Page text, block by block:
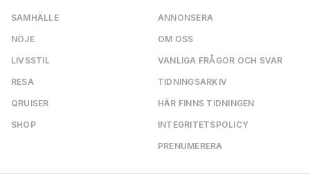
SAMHÄLLE
NÖJE
LIVSSTIL
RESA
QRUISER
SHOP
ANNONSERA
OM OSS
VANLIGA FRÅGOR OCH SVAR
TIDNINGSARKIV
HÄR FINNS TIDNINGEN
INTEGRITETSPOLICY
PRENUMERERA